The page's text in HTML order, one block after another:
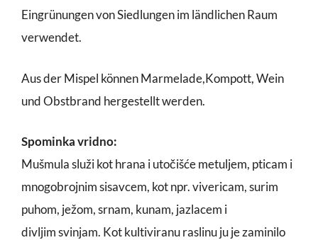
Eingrünungen von Siedlungen im ländlichen Raum
verwendet.
Aus der Mispel können Marmelade,Kompott, Wein
und Obstbrand hergestellt werden.
Spominka vridno:
Mušmula služi kot hrana i utočišće metuljem, pticam i
mnogobrojnim sisavcem, kot npr. vivericam, surim
puhom, ježom, srnam, kunam, jazlacem i
divljim svinjam. Kot kultiviranu raslinu ju je zaminilo